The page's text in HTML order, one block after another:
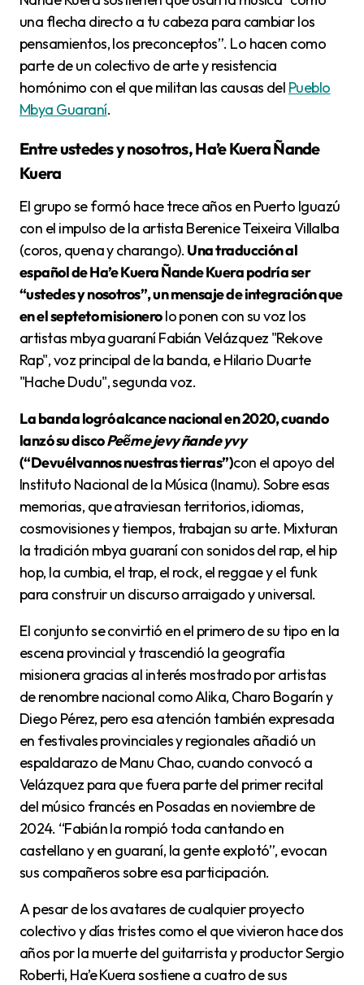
una flecha directo a tu cabeza para cambiar los
pensamientos, los preconceptos”. Lo hacen como
parte de un colectivo de arte y resistencia
homónimo con el que militan las causas del Pueblo
Mbya Guaraní.
Entre ustedes y nosotros, Ha’e Kuera Ñande
Kuera
El grupo se formó hace trece años en Puerto Iguazú
con el impulso de la artista Berenice Teixeira Villalba
(coros, quena y charango). Una traducción al
español de Ha’e Kuera Ñande Kuera podría ser
“ustedes y nosotros”, un mensaje de integración que
en el septeto misionerolo ponen con su voz los
artistas mbya guaraní Fabián Velázquez "Rekove
Rap", voz principal de la banda, e Hilario Duarte
"Hache Dudu", segunda voz.
La banda logró alcance nacional en 2020, cuando
lanzó su discoPeẽme jevy ñande yvy
(“Devuélvannos nuestras tierras”)con el apoyo del
Instituto Nacional de la Música (Inamu). Sobre esas
memorias, que atraviesan territorios, idiomas,
cosmovisiones y tiempos, trabajan su arte. Mixturan
la tradición mbya guaraní con sonidos del rap, el hip
hop, la cumbia, el trap, el rock, el reggae y el funk
para construir un discurso arraigado y universal.
El conjunto se convirtió en el primero de su tipo en la
escena provincial y trascendió la geografía
misionera gracias al interés mostrado por artistas
de renombre nacional como Alika, Charo Bogarín y
Diego Pérez, pero esa atención también expresada
en festivales provinciales y regionales añadió un
espaldarazo de Manu Chao, cuando convocó a
Velázquez para que fuera parte del primer recital
del músico francés en Posadas en noviembre de
2024. “Fabián la rompió toda cantando en
castellano y en guaraní, la gente explotó”, evocan
sus compañeros sobre esa participación.
A pesar de los avatares de cualquier proyecto
colectivo y días tristes como el que vivieron hace dos
años por la muerte del guitarrista y productor Sergio
Roberti, Ha’e Kuera sostiene a cuatro de sus